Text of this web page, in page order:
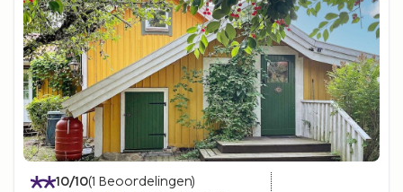
10/10(1 Beoordelingen)